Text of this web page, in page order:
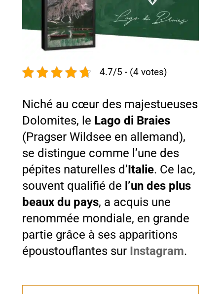
4.7/5 - (4 votes)
Niché au cœur des majestueuses
Dolomites, le Lago di Braies
(Pragser Wildsee en allemand),
se distingue comme l’une des
pépites naturelles d’Italie. Ce lac,
souvent qualifié de l’un des plus
beaux du pays, a acquis une
renommée mondiale, en grande
partie grâce à ses apparitions
époustouflantes sur Instagram.